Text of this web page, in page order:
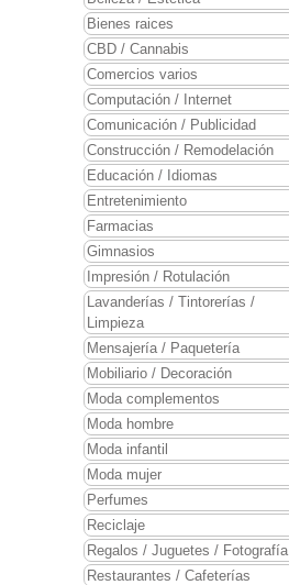
Bienes raices
CBD / Cannabis
Comercios varios
Computación / Internet
Comunicación / Publicidad
Construcción / Remodelación
Educación / Idiomas
Entretenimiento
Farmacias
Gimnasios
Impresión / Rotulación
Lavanderías / Tintorerías /
Limpieza
Mensajería / Paquetería
Mobiliario / Decoración
Moda complementos
Moda hombre
Moda infantil
Moda mujer
Perfumes
Reciclaje
Regalos / Juguetes / Fotografía
Restaurantes / Cafeterías